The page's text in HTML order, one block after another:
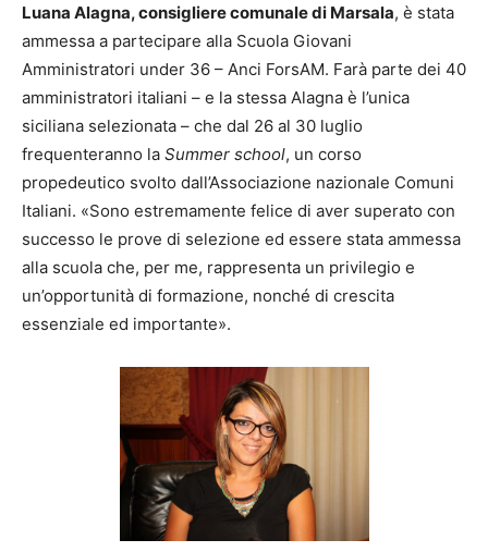
Luana Alagna, consigliere comunale di Marsala, è stata
ammessa a partecipare alla Scuola Giovani
Amministratori under 36 – Anci ForsAM. Farà parte dei 40
amministratori italiani – e la stessa Alagna è l’unica
siciliana selezionata – che dal 26 al 30 luglio
frequenteranno la Summer school, un corso
propedeutico svolto dall’Associazione nazionale Comuni
Italiani. «Sono estremamente felice di aver superato con
successo le prove di selezione ed essere stata ammessa
alla scuola che, per me, rappresenta un privilegio e
un’opportunità di formazione, nonché di crescita
essenziale ed importante».